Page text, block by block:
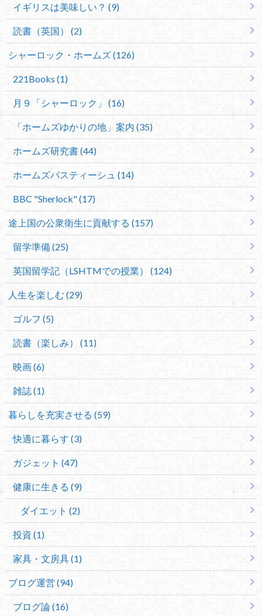
イギリスは美味しい？ (9)
読書（英国） (2)
シャーロック・ホームズ (126)
221Books (1)
月９「シャーロック」 (16)
「ホームズゆかりの地」案内 (35)
ホームズ研究書 (44)
ホームズパスティーシュ (14)
BBC "Sherlock" (17)
途上国の公衆衛生に貢献する (157)
留学準備 (25)
英国留学記（LSHTMでの授業） (124)
人生を楽しむ (29)
ゴルフ (5)
読書（楽しみ） (11)
映画 (6)
雑誌 (1)
暮らしを充実させる (59)
快適に暮らす (3)
ガジェット (47)
健康に生きる (9)
ダイエット (2)
投資 (1)
家具・文房具 (1)
ブログ運営 (94)
ブログ論 (16)